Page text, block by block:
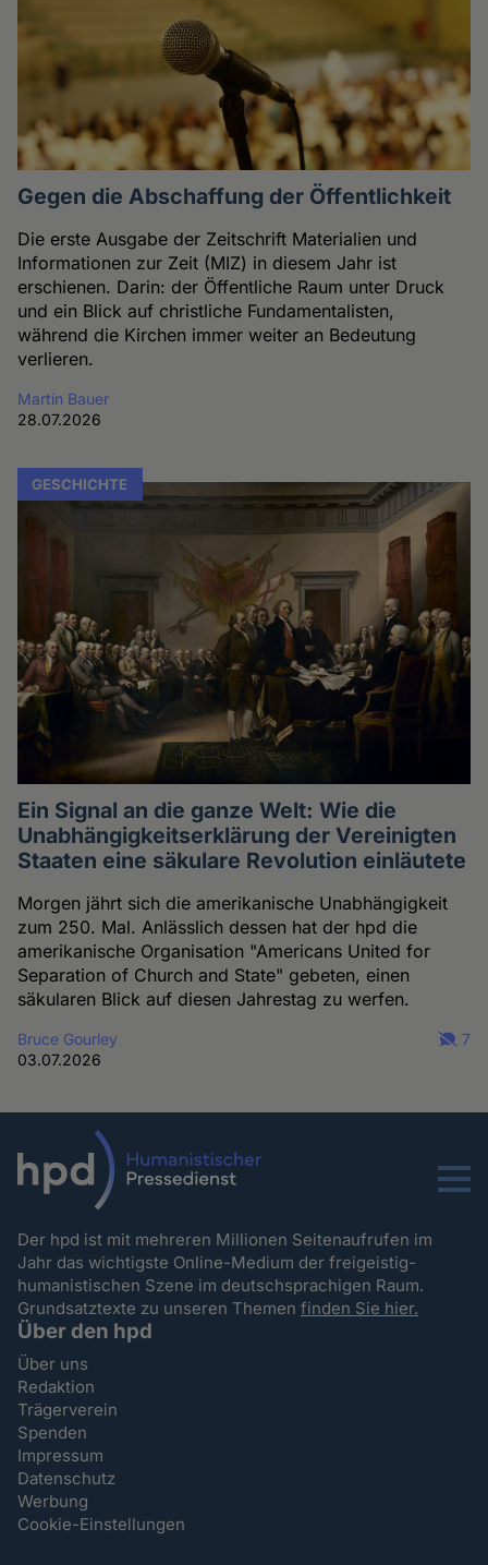
Gegen die Abschaffung der Öffentlichkeit
Die erste Ausgabe der Zeitschrift Materialien und
Informationen zur Zeit (MIZ) in diesem Jahr ist
erschienen. Darin: der Öffentliche Raum unter Druck
und ein Blick auf christliche Fundamentalisten,
während die Kirchen immer weiter an Bedeutung
verlieren.
Martin Bauer
28.07.2026
GESCHICHTE
Ein Signal an die ganze Welt: Wie die
Unabhängigkeitserklärung der Vereinigten
Staaten eine säkulare Revolution einläutete
Morgen jährt sich die amerikanische Unabhängigkeit
zum 250. Mal. Anlässlich dessen hat der hpd die
amerikanische Organisation "Americans United for
Separation of Church and State" gebeten, einen
säkularen Blick auf diesen Jahrestag zu werfen.
Bruce Gourley
03.07.2026
7
Menu
Der hpd ist mit mehreren Millionen Seitenaufrufen im
Jahr das wichtigste Online-Medium der freigeistig-
humanistischen Szene im deutschsprachigen Raum.
Grundsatztexte zu unseren Themenfinden Sie hier.
Über den hpd
Über uns
Redaktion
Trägerverein
Spenden
Impressum
Datenschutz
Werbung
Cookie-Einstellungen